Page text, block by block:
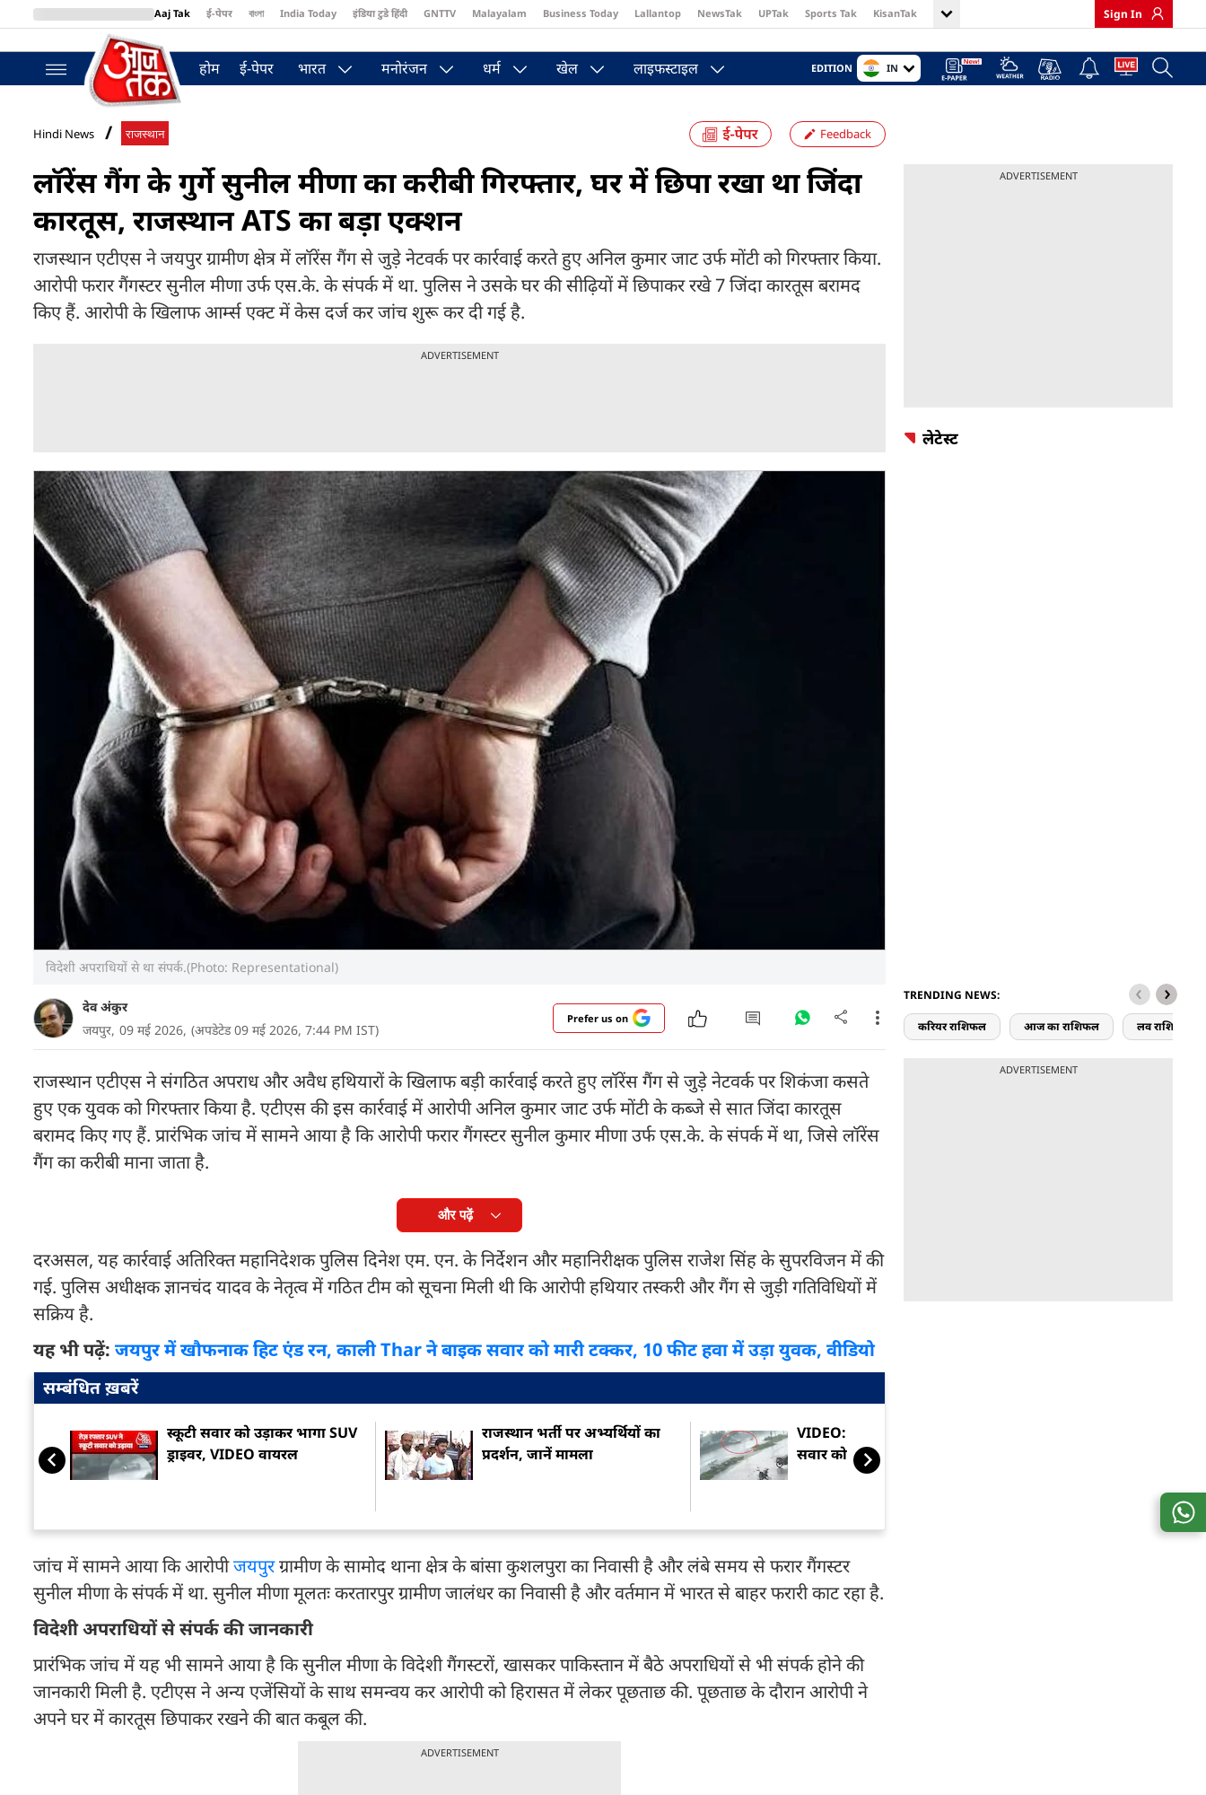
Aaj Tak ई-पेपर বাংলা India Today इंडिया टुडे हिंदी GNTTV Malayalam Business Today Lallantop NewsTak UPTak Sports Tak KisanTak
BT Bazaar
Sign In
होम ई-पेपर भारत मनोरंजन धर्म खेल लाइफस्टाइल EDITION IN
Hindi News राजस्थान Feedback
लॉरेंस गैंग के गुर्गे सुनील मीणा का करीबी गिरफ्तार, घर में छिपा रखा था जिंदा
कारतूस, राजस्थान ATS का बड़ा एक्शन
राजस्थान एटीएस ने जयपुर ग्रामीण क्षेत्र में लॉरेंस गैंग से जुड़े नेटवर्क पर कार्रवाई करते हुए अनिल कुमार जाट उर्फ मोंटी को गिरफ्तार किया.
आरोपी फरार गैंगस्टर सुनील मीणा उर्फ एस.के. के संपर्क में था. पुलिस ने उसके घर की सीढ़ियों में छिपाकर रखे 7 जिंदा कारतूस बरामद
किए हैं. आरोपी के खिलाफ आर्म्स एक्ट में केस दर्ज कर जांच शुरू कर दी गई है.
ADVERTISEMENT
विदेशी अपराधियों से था संपर्क.(Photo: Representational)
देव अंकुर
जयपुर, 09 मई 2026, (अपडेटेड 09 मई 2026, 7:44 PM IST)
Prefer us on
राजस्थान एटीएस ने संगठित अपराध और अवैध हथियारों के खिलाफ बड़ी कार्रवाई करते हुए लॉरेंस गैंग से जुड़े नेटवर्क पर शिकंजा कसते
हुए एक युवक को गिरफ्तार किया है. एटीएस की इस कार्रवाई में आरोपी अनिल कुमार जाट उर्फ मोंटी के कब्जे से सात जिंदा कारतूस
बरामद किए गए हैं. प्रारंभिक जांच में सामने आया है कि आरोपी फरार गैंगस्टर सुनील कुमार मीणा उर्फ एस.के. के संपर्क में था, जिसे लॉरेंस
गैंग का करीबी माना जाता है.
और पढ़ें
दरअसल, यह कार्रवाई अतिरिक्त महानिदेशक पुलिस दिनेश एम. एन. के निर्देशन और महानिरीक्षक पुलिस राजेश सिंह के सुपरविजन में की
गई. पुलिस अधीक्षक ज्ञानचंद यादव के नेतृत्व में गठित टीम को सूचना मिली थी कि आरोपी हथियार तस्करी और गैंग से जुड़ी गतिविधियों में
सक्रिय है.
यह भी पढ़ें: जयपुर में खौफनाक हिट एंड रन, काली Thar ने बाइक सवार को मारी टक्कर, 10 फीट हवा में उड़ा युवक, वीडियो
सम्बंधित ख़बरें
स्कूटी सवार को उड़ाकर भागा SUV
ड्राइवर, VIDEO वायरल
राजस्थान भर्ती पर अभ्यर्थियों का
प्रदर्शन, जानें मामला
VIDEO: तेज रफ्तार SUV ने स्कूटी
सवार को उड़ाया, मौके पर मौत
जांच में सामने आया कि आरोपीजयपुरग्रामीण के सामोद थाना क्षेत्र के बांसा कुशलपुरा का निवासी है और लंबे समय से फरार गैंगस्टर
सुनील मीणा के संपर्क में था. सुनील मीणा मूलतः करतारपुर ग्रामीण जालंधर का निवासी है और वर्तमान में भारत से बाहर फरारी काट रहा है.
विदेशी अपराधियों से संपर्क की जानकारी
प्रारंभिक जांच में यह भी सामने आया है कि सुनील मीणा के विदेशी गैंगस्टरों, खासकर पाकिस्तान में बैठे अपराधियों से भी संपर्क होने की
जानकारी मिली है. एटीएस ने अन्य एजेंसियों के साथ समन्वय कर आरोपी को हिरासत में लेकर पूछताछ की. पूछताछ के दौरान आरोपी ने
अपने घर में कारतूस छिपाकर रखने की बात कबूल की.
ADVERTISEMENT
ADVERTISEMENT
लेटेस्ट
TRENDING NEWS:
करियर राशिफल आज का राशिफल लव राशिफल
ADVERTISEMENT